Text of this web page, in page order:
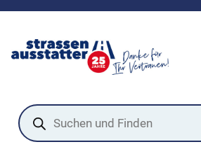
Products
search